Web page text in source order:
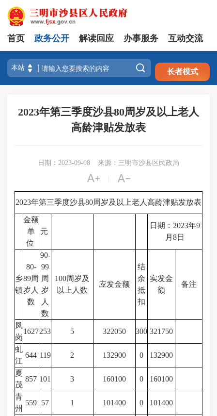
注册 登录
首页 政务公开 解读回应 办事服务 互动交流
 长者模式
2023年第三季度沙县80周岁及以上老人
高龄津贴发放表
日期：2023-09-08 来源：三明市沙县区民政局
 
2023年第三季度沙县80周岁及以上老人高龄津贴发放表
金额
单
位
元
日期：2023年9
月8日
乡
镇
80-
89周
岁人
数
90-
99
周
岁
人
数
100周岁及
以上人数
应发金额
结
余
抵
扣
实发金
额
备注
凤
岗
1627253 5 322050 300 321750
虬
江
644 119 2 132900 0 132900
夏
茂
857 101 3 160100 0 160100
青
州
559 57 1 101400 0 101400